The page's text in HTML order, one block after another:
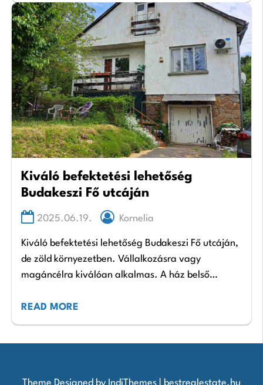
Kiváló befektetési lehetőség
Budakeszi Fő utcáján
2025.06.19. Kornelia
Kiváló befektetési lehetőség Budakeszi Fő utcáján,
de zöld környezetben. Vállalkozásra vagy
magáncélra kiválóan alkalmas. A ház belső
m2 -es garázzsal. Ár: 110.000.000…
READ MORE
Theme Designed by IndiThemes bestrealestate.hu